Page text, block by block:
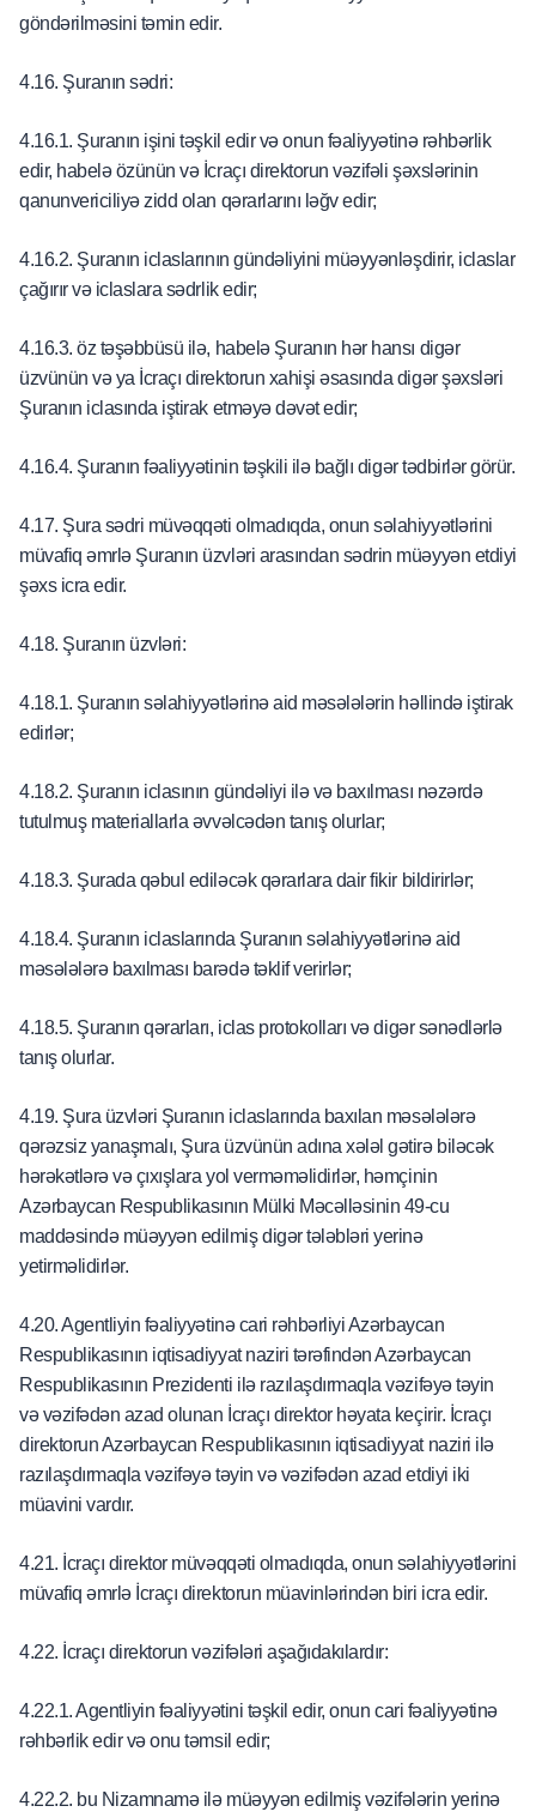
göndərilməsini təmin edir.
4.16. Şuranın sədri:
4.16.1. Şuranın işini təşkil edir və onun fəaliyyətinə rəhbərlik
edir, habelə özünün və İcraçı direktorun vəzifəli şəxslərinin
qanunvericiliyə zidd olan qərarlarını ləğv edir;
4.16.2. Şuranın iclaslarının gündəliyini müəyyənləşdirir, iclaslar
çağırır və iclaslara sədrlik edir;
4.16.3. öz təşəbbüsü ilə, habelə Şuranın hər hansı digər
üzvünün və ya İcraçı direktorun xahişi əsasında digər şəxsləri
Şuranın iclasında iştirak etməyə dəvət edir;
4.16.4. Şuranın fəaliyyətinin təşkili ilə bağlı digər tədbirlər görür.
4.17. Şura sədri müvəqqəti olmadıqda, onun səlahiyyətlərini
müvafiq əmrlə Şuranın üzvləri arasından sədrin müəyyən etdiyi
şəxs icra edir.
4.18. Şuranın üzvləri:
4.18.1. Şuranın səlahiyyətlərinə aid məsələlərin həllində iştirak
edirlər;
4.18.2. Şuranın iclasının gündəliyi ilə və baxılması nəzərdə
tutulmuş materiallarla əvvəlcədən tanış olurlar;
4.18.3. Şurada qəbul ediləcək qərarlara dair fikir bildirirlər;
4.18.4. Şuranın iclaslarında Şuranın səlahiyyətlərinə aid
məsələlərə baxılması barədə təklif verirlər;
4.18.5. Şuranın qərarları, iclas protokolları və digər sənədlərlə
tanış olurlar.
4.19. Şura üzvləri Şuranın iclaslarında baxılan məsələlərə
qərəzsiz yanaşmalı, Şura üzvünün adına xələl gətirə biləcək
hərəkətlərə və çıxışlara yol verməməlidirlər, həmçinin
Azərbaycan Respublikasının Mülki Məcəlləsinin 49-cu
maddəsində müəyyən edilmiş digər tələbləri yerinə
yetirməlidirlər.
4.20. Agentliyin fəaliyyətinə cari rəhbərliyi Azərbaycan
Respublikasının iqtisadiyyat naziri tərəfindən Azərbaycan
Respublikasının Prezidenti ilə razılaşdırmaqla vəzifəyə təyin
və vəzifədən azad olunan İcraçı direktor həyata keçirir. İcraçı
direktorun Azərbaycan Respublikasının iqtisadiyyat naziri ilə
razılaşdırmaqla vəzifəyə təyin və vəzifədən azad etdiyi iki
müavini vardır.
4.21. İcraçı direktor müvəqqəti olmadıqda, onun səlahiyyətlərini
müvafiq əmrlə İcraçı direktorun müavinlərindən biri icra edir.
4.22. İcraçı direktorun vəzifələri aşağıdakılardır:
4.22.1. Agentliyin fəaliyyətini təşkil edir, onun cari fəaliyyətinə
rəhbərlik edir və onu təmsil edir;
4.22.2. bu Nizamnamə ilə müəyyən edilmiş vəzifələrin yerinə